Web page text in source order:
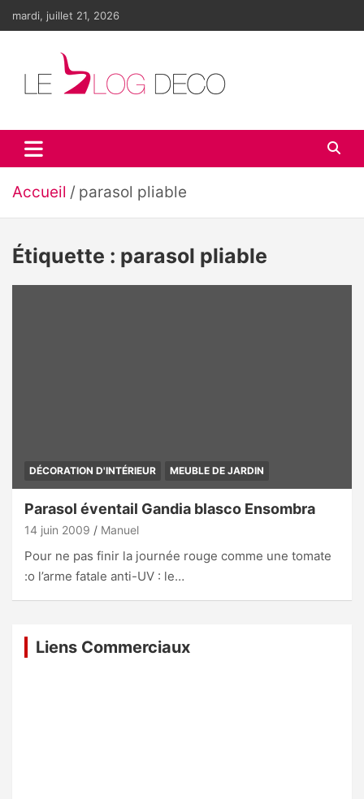
Aller
mardi, juillet 21, 2026
Le blog déco
LE blog de la décoration d'intérieur et du design
Accueil parasol pliable
Étiquette : parasol pliable
DÉCORATION D'INTÉRIEUR MEUBLE DE JARDIN
Parasol éventail Gandia blasco Ensombra
14 juin 2009 Manuel
Pour ne pas finir la journée rouge comme une tomate
:o l’arme fatale anti-UV : le…
Liens Commerciaux